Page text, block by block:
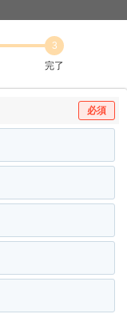
3
完了
必須